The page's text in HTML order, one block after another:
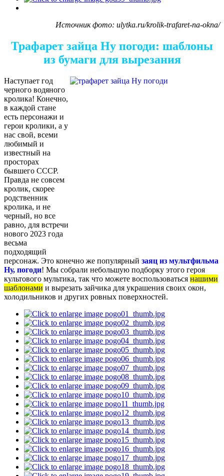
Источник фото: ulytka.ru/krolik-trafaret-na-okna/
Трафарет зайца Ну погоди: шаблоны
из бумаги для вырезания
Наступает год
черного водяного
кролика! Конечно,
в каждой стане
есть персонажи и
герои кролики, а у
нас свой, всеми
любимый и
известный на
просторах
бывшего СССР.
Правда не совсем
кролик, скорее
родственник
кролика, и не
черный, но все
равно, для встречи
нового 2023 года
весьма
подходящий
персонаж. Это конечно же популярный заяц из мультфильма
Ну, погоди! Мы собрали небольшую подборку этого героя
культового мультика, так что можете воспользоваться нашими
шаблонами и вырезать зайчика для украшения своих окон,
холодильников и других ровных поверхностей.